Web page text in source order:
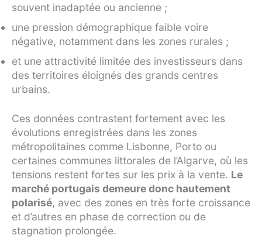
souvent inadaptée ou ancienne ;
une pression démographique faible voire
négative, notamment dans les zones rurales ;
et une attractivité limitée des investisseurs dans
des territoires éloignés des grands centres
urbains.
Ces données contrastent fortement avec les
évolutions enregistrées dans les zones
métropolitaines comme Lisbonne, Porto ou
certaines communes littorales de l’Algarve, où les
tensions restent fortes sur les prix à la vente. Le
marché portugais demeure donc hautement
polarisé, avec des zones en très forte croissance
et d’autres en phase de correction ou de
stagnation prolongée.